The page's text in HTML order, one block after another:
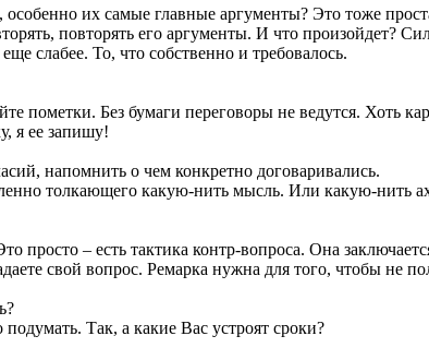
особенно их самые главные аргументы? Это тоже
повторять его аргументы. И что произойдет?
слабее. То, что собственно и требовалось.
пометки. Без бумаги переговоры не ведутся. Хоть
я ее запишу!
напомнить о чем конкретно договаривались.
толкающего какую-нить мысль. Или какую-нить
просто – есть тактика контр-вопроса. Она
свой вопрос. Ремарка нужна для того, чтобы не
Так, а какие Вас устроят сроки?